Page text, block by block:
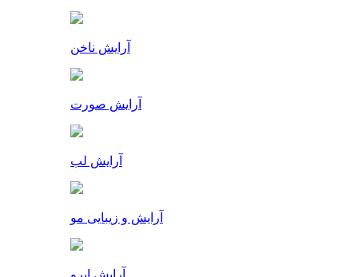
آرایش ناخن
آرایش صورت
آرایش لب
آرایش و زیبایی مو
آرایش ابرو